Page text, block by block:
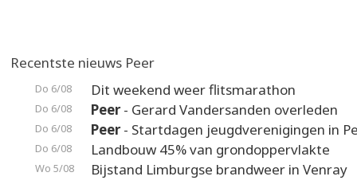
Recentste nieuws Peer
Do 6/08 Dit weekend weer flitsmarathon
Do 6/08 Peer- Gerard Vandersanden overleden
Do 6/08 Peer- Startdagen jeugdverenigingen in
Do 6/08 Landbouw 45% van grondoppervlakte
Wo 5/08 Bijstand Limburgse brandweer in Venray